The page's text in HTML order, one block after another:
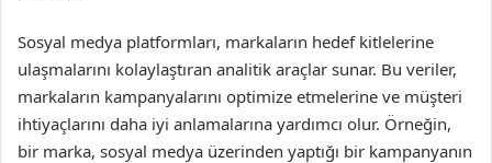
Sosyal medya platformları, markaların hedef kitlelerine
ulaşmalarını kolaylaştıran analitik araçlar sunar. Bu veriler,
markaların kampanyalarını optimize etmelerine ve müşteri
ihtiyaçlarını daha iyi anlamalarına yardımcı olur. Örneğin,
bir marka, sosyal medya üzerinden yaptığı bir kampanyanın